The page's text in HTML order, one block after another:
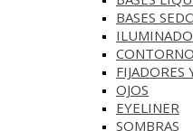
BASES
CONTORNO
FIJADORES
OJOS
EYELINER
SOMBRAS